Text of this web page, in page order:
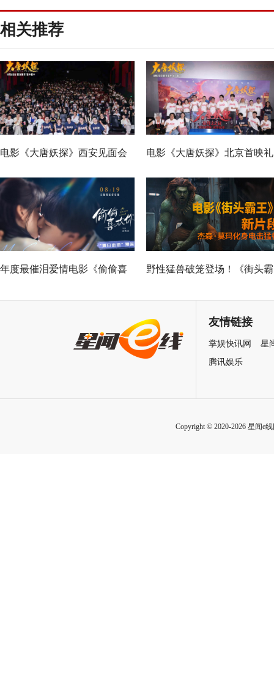
相关推荐
电影《大唐妖探》西安见面会
反响热烈 全龄观众共赏机关长
电影《大唐妖探》北京首映礼
欢乐探案获观众盛赞：“夯！”
年度最催泪爱情电影《偷偷喜 野性猛兽破笼登场！《街头霸
单人预告释出 杰森·莫玛回旋
招式炸裂
友情链接
掌娱快讯网
星
腾讯娱乐
Copyright © 2020-2026 星闻e